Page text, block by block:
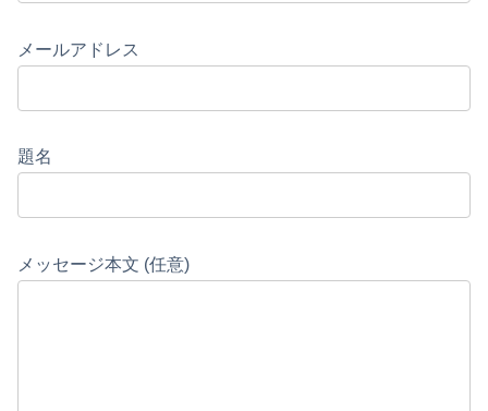
メールアドレス
題名
メッセージ本文 (任意)